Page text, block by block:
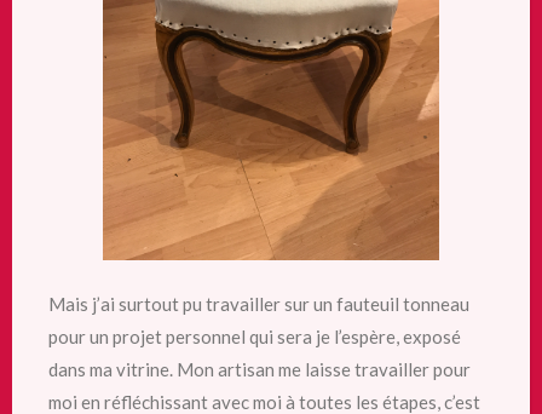
Mais j’ai surtout pu travailler sur un fauteuil tonneau
pour un projet personnel qui sera je l’espère, exposé
dans ma vitrine. Mon artisan me laisse travailler pour
moi en réfléchissant avec moi à toutes les étapes, c’est